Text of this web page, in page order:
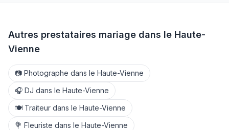
Autres prestataires mariage dans le Haute-
Vienne
📷 Photographe dans le Haute-Vienne
🎧 DJ dans le Haute-Vienne
🍽️ Traiteur dans le Haute-Vienne
💐 Fleuriste dans le Haute-Vienne